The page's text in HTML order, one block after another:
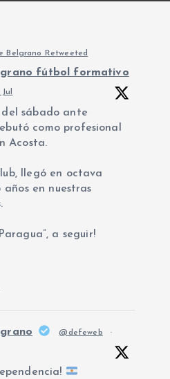
Belgrano Retweeted
fútbol formativo
sábado ante
como profesional
Acosta.
llegó en octava
en nuestras
a seguir!
@defeweb ·